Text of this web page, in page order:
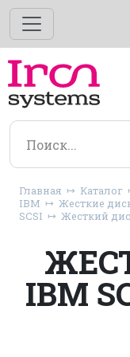
Главная Каталог
IBM
Жесткие
SCSI
Жесткий
IBM